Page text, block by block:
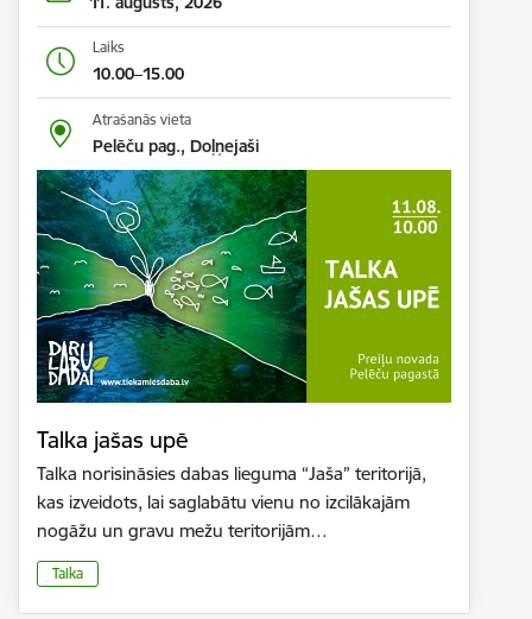
Laiks
10.00–15.00
Atrašanās vieta
Pelēču pag., Doļņejaši
Talka jašas upē
Talka norisināsies dabas lieguma “Jaša” teritorijā,
kas izveidots, lai saglabātu vienu no izcilākajām
nogāžu un gravu mežu teritorijām…
Talka